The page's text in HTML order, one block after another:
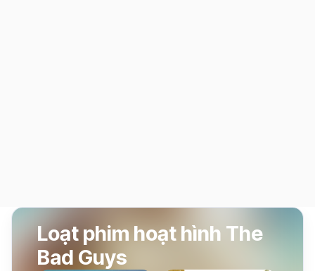
Loạt phim hoạt hình The
Bad Guys